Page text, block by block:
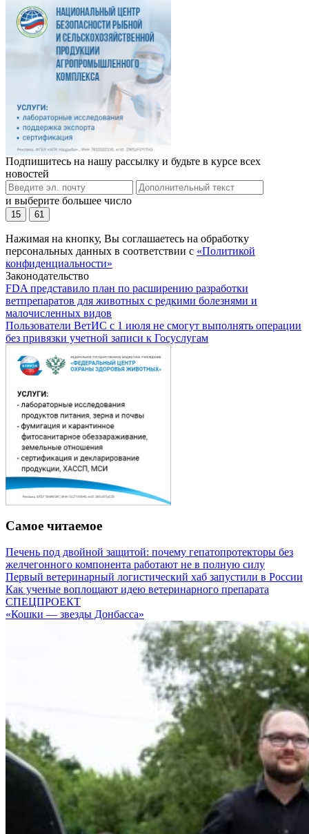
Подпишитесь на нашу рассылку и будьте в курсе всех
новостей
и выберите большее число
15 61
Нажимая на кнопку, Вы соглашаетесь на обработку
персональных данных в соответствии с «Политикой
конфиденциальности»
Законодательство
FDA представило план по расширению разработки
ветпрепаратов для животных с редкими болезнями и
малочисленных видов
Пользователи ВетИС с 1 июля не смогут выполнять операции
без привязки учетной записи к Госуслугам
Самое читаемое
Печень под двойной защитой: почему гепатопротекторы без
желчегонного компонента работают не в полную силу
Первый ветеринарный логистический хаб запустили в России
Как ученые воплощают идею ветеринарного препарата
СПЕЦПРОЕКТ
«Кошки — звезды Донбасса»